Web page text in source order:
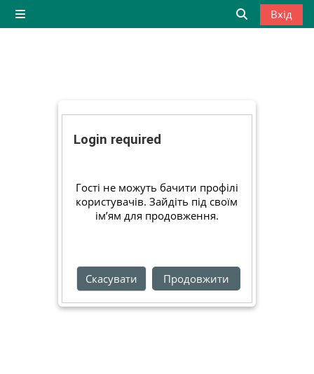
Перейти до головного вмісту
Бокова панель
Вхід
Login required
Гості не можуть бачити профілі
користувачів. Зайдіть під своїм
ім’ям для продовження.
Скасувати Продовжити